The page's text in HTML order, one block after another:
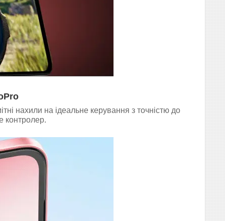
нахили на ідеальне керування з точністю до
контролер.